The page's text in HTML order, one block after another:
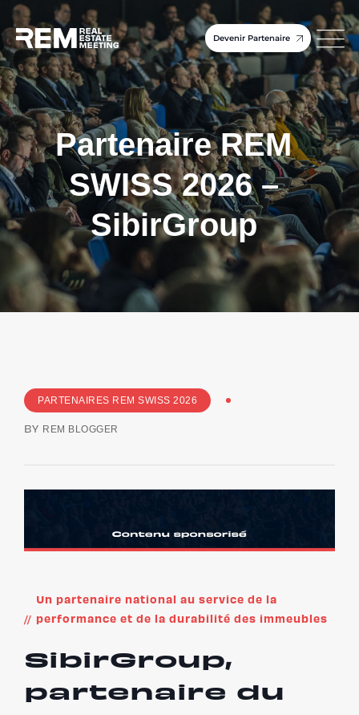
Devenir Partenaire
Partenaire REM
SWISS 2026 –
SibirGroup
PARTENAIRES REM SWISS 2026
BY REM BLOGGER
Un partenaire national au service de la
performance et de la durabilité des immeubles
SibirGroup,
partenaire du